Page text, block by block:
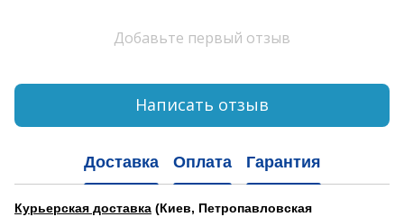
Добавьте первый отзыв
Написать отзыв
Доставка Оплата Гарантия
Курьерская доставка (Киев, Петропавловская